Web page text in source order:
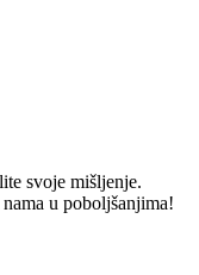
svoje mišljenje.
u poboljšanjima!